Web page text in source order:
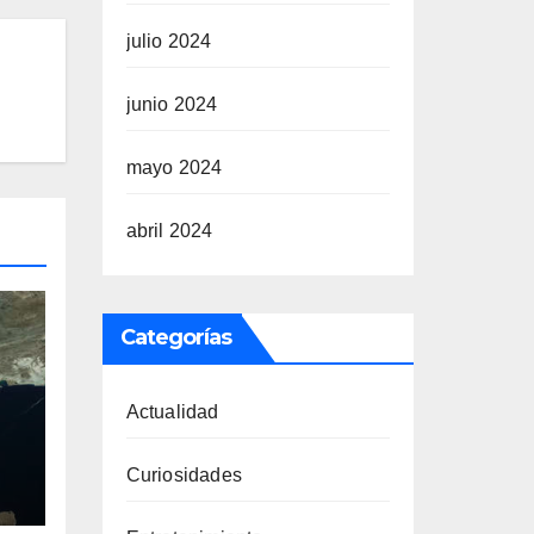
julio 2024
junio 2024
mayo 2024
abril 2024
Categorías
Actualidad
Curiosidades